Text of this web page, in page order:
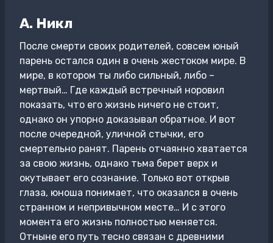
А. Никл
После смерти своих родителей, совсем юный
парень остался один в очень жестоком мире. В
мире, в котором ты либо сильный, либо –
мертвый… Где каждый встречный норовил
показать, что его жизнь ничего не стоит,
однако он упорно доказывал обратное. И вот
после очередной, уличной стычки, его
смертельно ранят. Парень отчаянно хватается
за свою жизнь, однако тьма берет верх и
окутывает его сознание. Только вот открыв
глаза, юноша понимает, что оказался в очень
странном и непривычном месте… И с этого
момента его жизнь полностью меняется.
Отныне его путь тесно связан с древними